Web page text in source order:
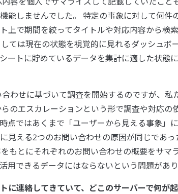
能しませんでした。 特定の事象に対して何件
上で期間を絞ってタイトルや対応内容から検
ては現在の状態を視覚的に見れるダッシュボ
ートに貯めているデータを集計に適した状態
わせに基づいて調査を開始するのですが、私
のエスカレーションという形で調査や対応の
点ではあくまで「ユーザーから見える事象」
見える2つのお問い合わせの原因が同じであ
もとにそれぞれのお問い合わせの概要をサマ
用できるデータにはならないという問題があり
に連絡してきていて、どこのサーバーで何が